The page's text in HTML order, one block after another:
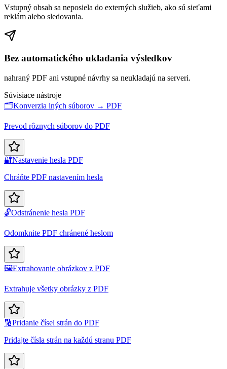
Vstupný obsah sa neposiela do externých služieb, ako sú sieťami
reklám alebo sledovania.
Bez automatického ukladania výsledkov
nahraný PDF ani vstupné návrhy sa neukladajú na serveri.
Súvisiace nástroje
🗂️Konverzia iných súborov → PDF
Prevod rôznych súborov do PDF
🔐Nastavenie hesla PDF
Chráňte PDF nastavením hesla
🔓Odstránenie hesla PDF
Odomknite PDF chránené heslom
🖼️Extrahovanie obrázkov z PDF
Extrahuje všetky obrázky z PDF
🔢Pridanie čísel strán do PDF
Pridajte čísla strán na každú stranu PDF